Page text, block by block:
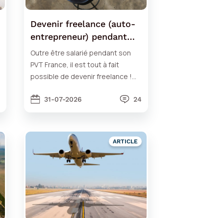
Devenir freelance (auto-
entrepreneur) pendant
son PVT France
Outre être salarié pendant son
PVT France, il est tout à fait
possible de devenir freelance !
dossier.31-07-2026 24
ARTICLE